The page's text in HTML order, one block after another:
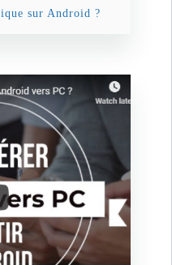
sur Android ?